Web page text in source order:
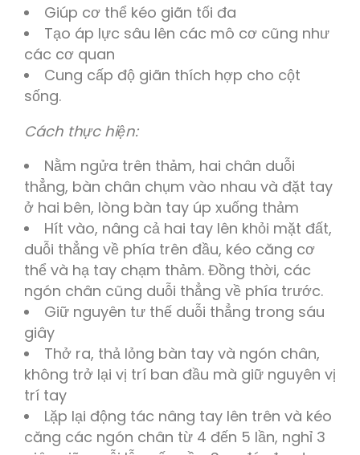
Giúp cơ thể kéo giãn tối đa
Tạo áp lực sâu lên các mô cơ cũng như
các cơ quan
Cung cấp độ giãn thích hợp cho cột
sống.
Cách thực hiện:
Nằm ngửa trên thảm, hai chân duỗi
thẳng, bàn chân chụm vào nhau và đặt tay
ở hai bên, lòng bàn tay úp xuống thảm
Hít vào, nâng cả hai tay lên khỏi mặt đất,
duỗi thẳng về phía trên đầu, kéo căng cơ
thể và hạ tay chạm thảm. Đồng thời, các
ngón chân cũng duỗi thẳng về phía trước.
Giữ nguyên tư thế duỗi thẳng trong sáu
giây
Thở ra, thả lỏng bàn tay và ngón chân,
không trở lại vị trí ban đầu mà giữ nguyên vị
trí tay
Lặp lại động tác nâng tay lên trên và kéo
căng các ngón chân từ 4 đến 5 lần, nghỉ 3